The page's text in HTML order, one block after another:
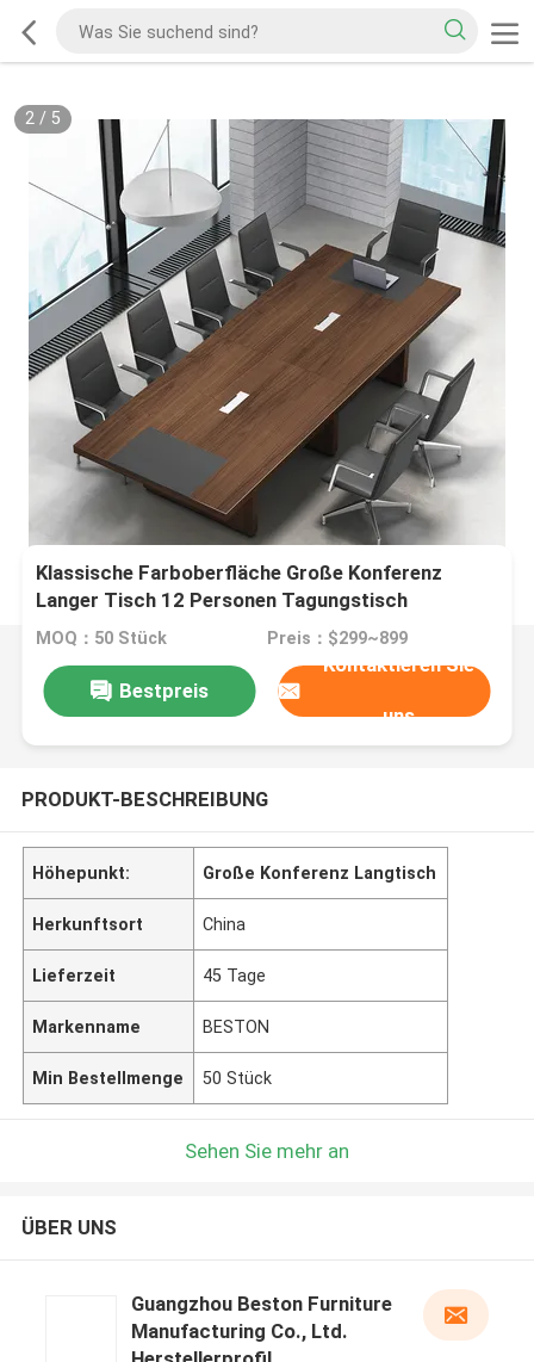
2/ 5
Klassische Farboberfläche Große Konferenz
Langer Tisch 12 Personen Tagungstisch
MOQ：50 Stück Preis：$299~899
Bestpreis
Kontaktieren Sie
uns
PRODUKT-BESCHREIBUNG
Höhepunkt: Große Konferenz Langtisch
Herkunftsort China
Lieferzeit 45 Tage
Markenname BESTON
Min Bestellmenge 50 Stück
Sehen Sie mehr an
ÜBER UNS
Guangzhou Beston Furniture
Manufacturing Co., Ltd.